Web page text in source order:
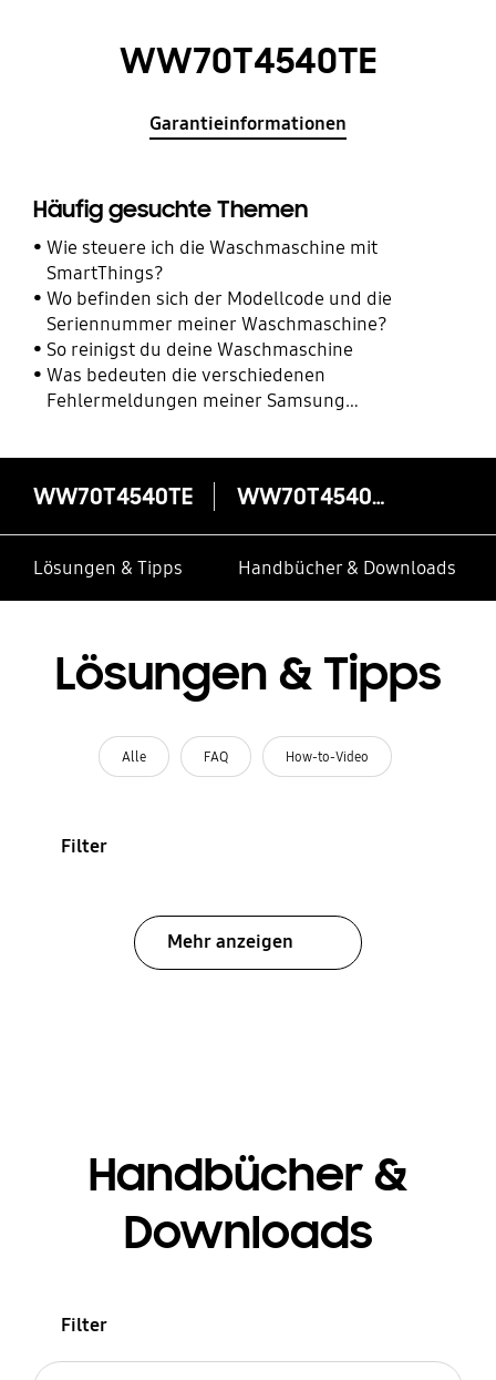
WW70T4540TE
Garantieinformationen
Häufig gesuchte Themen
Wie steuere ich die Waschmaschine mit
SmartThings?
Wo befinden sich der Modellcode und die
Seriennummer meiner Waschmaschine?
So reinigst du deine Waschmaschine
Was bedeuten die verschiedenen
Fehlermeldungen meiner Samsung
WW70T4540TE WW70T4540TE
Lösungen & Tipps Handbücher & Downloads
Lösungen & Tipps
Alle FAQ How-to-Video
Filter
Mehr anzeigen
Handbücher &
Downloads
Filter